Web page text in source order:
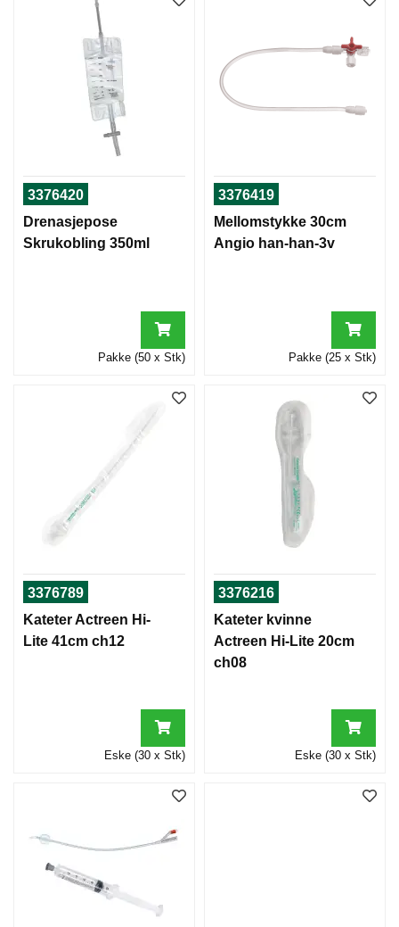
3376420
Drenasjepose
Skrukobling 350ml
Pakke (50 x Stk)
3376419
Mellomstykke 30cm
Angio han-han-3v
Pakke (25 x Stk)
3376789
Kateter Actreen Hi-
Lite 41cm ch12
Eske (30 x Stk)
3376216
Kateter kvinne
Actreen Hi-Lite 20cm
ch08
Eske (30 x Stk)